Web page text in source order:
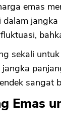
emas
jangka
sekali
sangat
Emas